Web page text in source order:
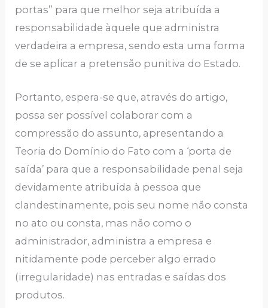
portas” para que melhor seja atribuída a
responsabilidade àquele que administra
verdadeira a empresa, sendo esta uma forma
de se aplicar a pretensão punitiva do Estado.
Portanto, espera-se que, através do artigo,
possa ser possível colaborar com a
compressão do assunto, apresentando a
Teoria do Domínio do Fato com a ‘porta de
saída’ para que a responsabilidade penal seja
devidamente atribuída à pessoa que
clandestinamente, pois seu nome não consta
no ato ou consta, mas não como o
administrador, administra a empresa e
nitidamente pode perceber algo errado
(irregularidade) nas entradas e saídas dos
produtos.